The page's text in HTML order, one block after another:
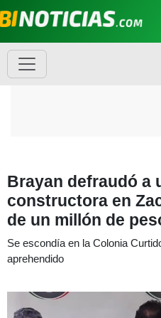
Brayan defraudó a
constructora en
de un millón de
Se escondía en la Colonia
aprehendido